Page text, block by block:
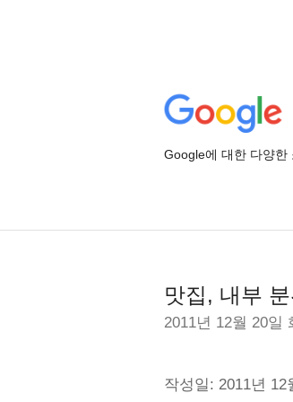
Google에 대한 다양한
맛집, 내부
2011년 12월 20일
작성일: 2011년 12